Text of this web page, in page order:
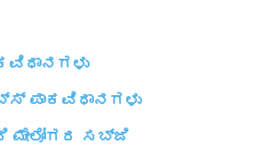
ಪಾಕವಿಧಾನಗಳು
ಮೇಲೋಗರ ಸಬ್ಜಿ